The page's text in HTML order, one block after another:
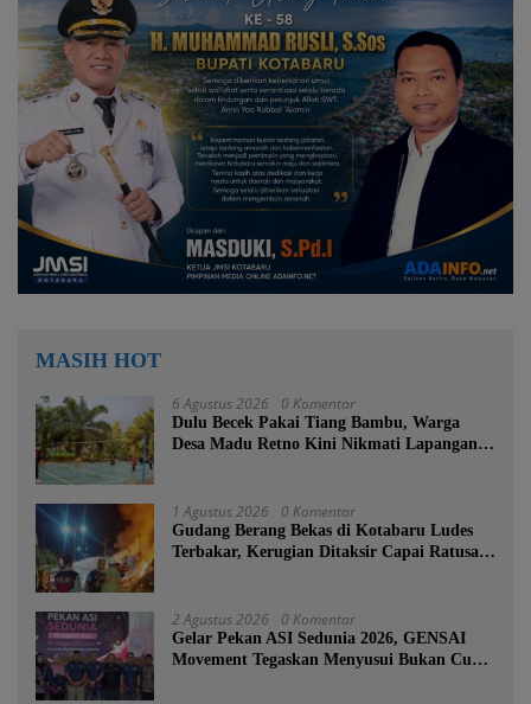
MASIH HOT
6 Agustus 2026 0 Komentar
Dulu Becek Pakai Tiang Bambu, Warga
Desa Madu Retno Kini Nikmati Lapangan
1 Agustus 2026 0 Komentar
Gudang Berang Bekas di Kotabaru Ludes
Terbakar, Kerugian Ditaksir Capai Ratusan
2 Agustus 2026 0 Komentar
Gelar Pekan ASI Sedunia 2026, GENSAI
Movement Tegaskan Menyusui Bukan Cuma